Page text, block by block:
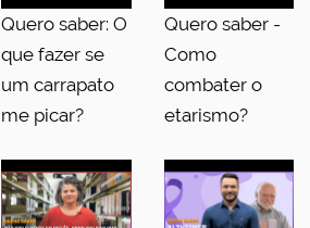
Quero saber: O
que fazer se
um carrapato
me picar?
Quero saber -
Como
combater o
etarismo?